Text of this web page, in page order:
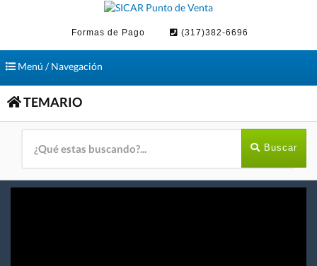
Formas de Pago (317)382-6696
ToggleMenú / Navegación
TEMARIO
Buscar